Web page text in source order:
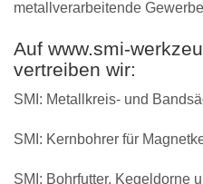
metallverarbeitende
Auf www.smi-
vertreiben wir:
SMI: Metallkreis- und
SMI: Kernbohrer für
SMI: Bohrfutter, Kegeldorne